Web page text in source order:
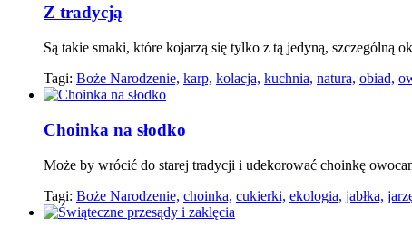
Z tradycją
Są takie smaki, które kojarzą się tylko z tą jedyną, szczególną
Tagi: Boże Narodzenie, karp, kolacja, kuchnia, natura, obiad,
Choinka na słodko
Może by wrócić do starej tradycji i udekorować choinkę
Tagi: Boże Narodzenie, choinka, cukierki, ekologia, jabłka,